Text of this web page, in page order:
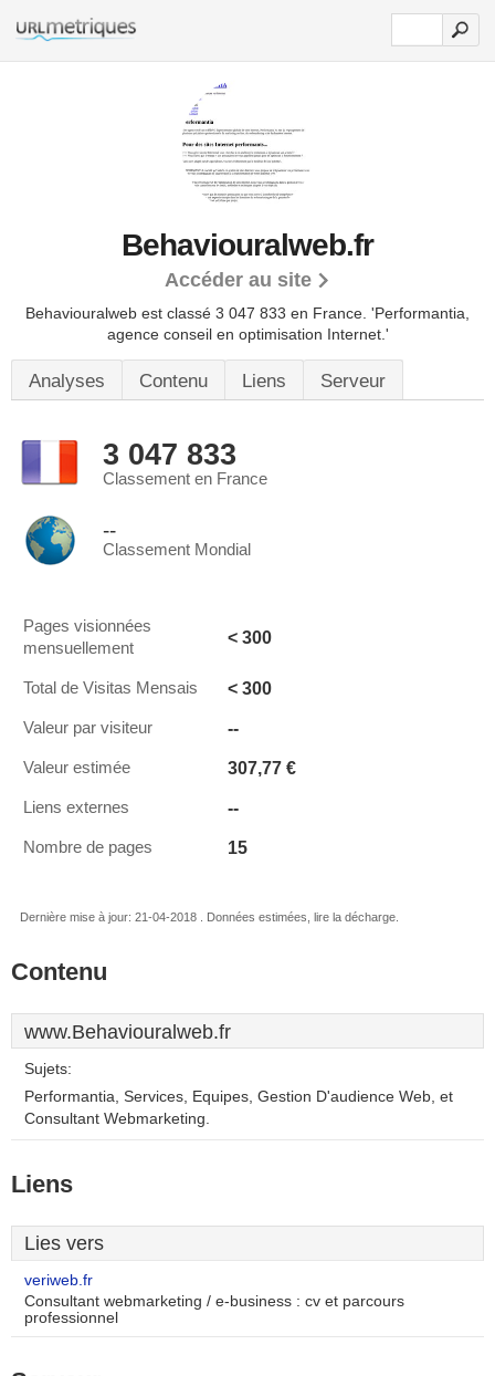
Behaviouralweb.fr
Accéder au site
Behaviouralweb est classé 3 047 833 en France. 'Performantia,
agence conseil en optimisation Internet.'
Analyses Contenu Liens Serveur
3 047 833
Classement en France
--
Classement Mondial
Pages visionnées
mensuellement
< 300
Total de Visitas Mensais < 300
Valeur par visiteur --
Valeur estimée 307,77 €
Liens externes --
Nombre de pages 15
Dernière mise à jour: 21-04-2018 . Données estimées, lire la décharge.
Contenu
www.Behaviouralweb.fr
Sujets:
Performantia, Services, Equipes, Gestion D'audience Web, et
Consultant Webmarketing.
Liens
Lies vers
veriweb.fr
Consultant webmarketing / e-business : cv et parcours
professionnel